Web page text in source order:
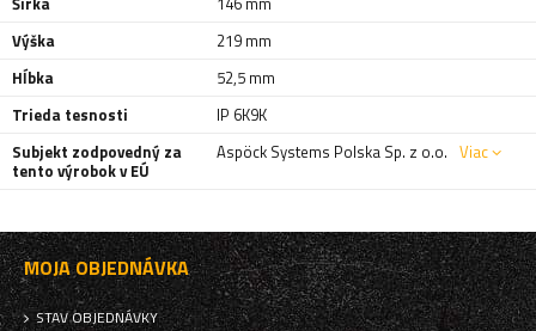
Výška
219 mm
Hĺbka
52,5 mm
Trieda tesnosti
IP 6K9K
Subjekt zodpovedný za
tento výrobok v EÚ
Aspöck Systems Polska Sp. z o.o. Viac
MOJA OBJEDNÁVKA
STAV OBJEDNÁVKY